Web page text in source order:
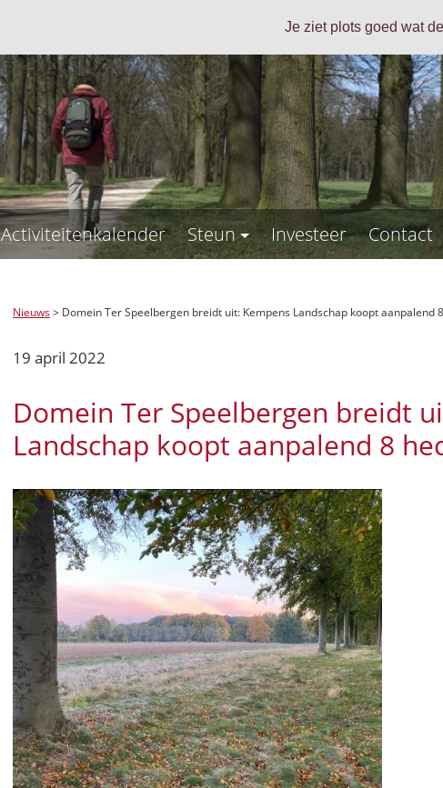
Je ziet plots goed wat
Activiteitenkalender Steun Investeer Contact
Nieuws> Domein Ter Speelbergen breidt uit: Kempens Landschap koopt aanpalend
19 april 2022
Domein Ter Speelbergen breidt
Landschap koopt aanpalend 8